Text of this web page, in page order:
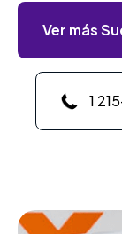
Ver más
1